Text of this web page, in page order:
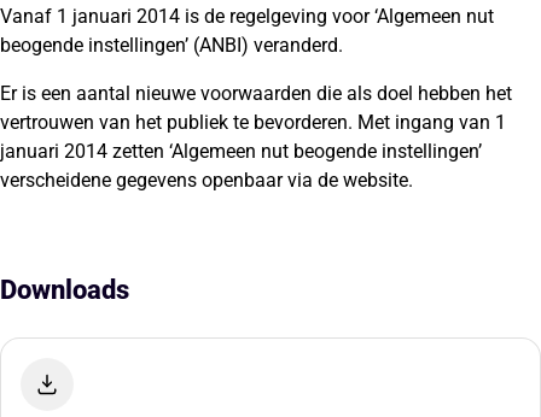
Vanaf 1 januari 2014 is de regelgeving voor ‘Algemeen nut
beogende instellingen’ (ANBI) veranderd.
Er is een aantal nieuwe voorwaarden die als doel hebben het
vertrouwen van het publiek te bevorderen. Met ingang van 1
januari 2014 zetten ‘Algemeen nut beogende instellingen’
verscheidene gegevens openbaar via de website.
Downloads